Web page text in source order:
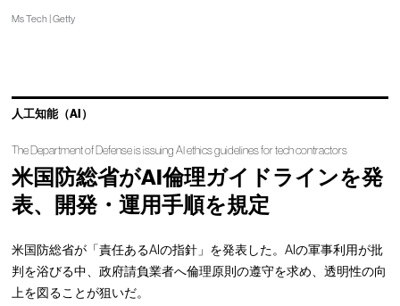
Ms Tech | Getty
人工知能（AI）
The Department of Defense is issuing AI ethics guidelines for tech contractors
米国防総省がAI倫理ガイドラインを発
表、開発・運用手順を規定
米国防総省が「責任あるAIの指針」を発表した。AIの軍事利用が批
判を浴びる中、政府請負業者へ倫理原則の遵守を求め、透明性の向
上を図ることが狙いだ。